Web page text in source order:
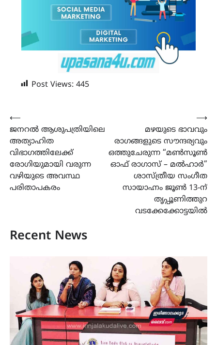
Post Views: 445
Post
navigation
⟵
ജനറൽ ആശുപത്രിയിലെ
അത്യാഹിത
വിഭാഗത്തിലേക്ക്
രോഗിയുമായി വരുന്ന
വഴിയുടെ അവസ്ഥ
പരിതാപകരം
മഴയുടെ ഭാവവും
രാഗങ്ങളുടെ സൗന്ദര്യവും
ഒത്തുചേരുന്ന “മൺസൂൺ
ഓഫ് രാഗാസ് – മൽഹാർ”
ശാസ്ത്രീയ സംഗീത
സായാഹ്നം ജൂൺ 13-ന്
തൃപ്പൂണിത്തുറ
വടക്കേക്കോട്ടയിൽ
⟶
Recent News